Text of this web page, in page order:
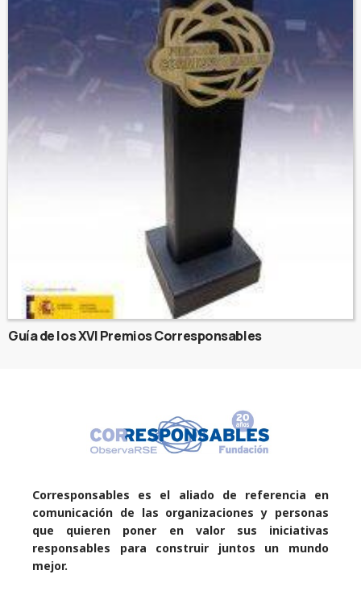
Guía de los XVI Premios Corresponsables
Corresponsables es el aliado de referencia en
comunicación de las organizaciones y personas
que quieren poner en valor sus iniciativas
responsables para construir juntos un mundo
mejor.